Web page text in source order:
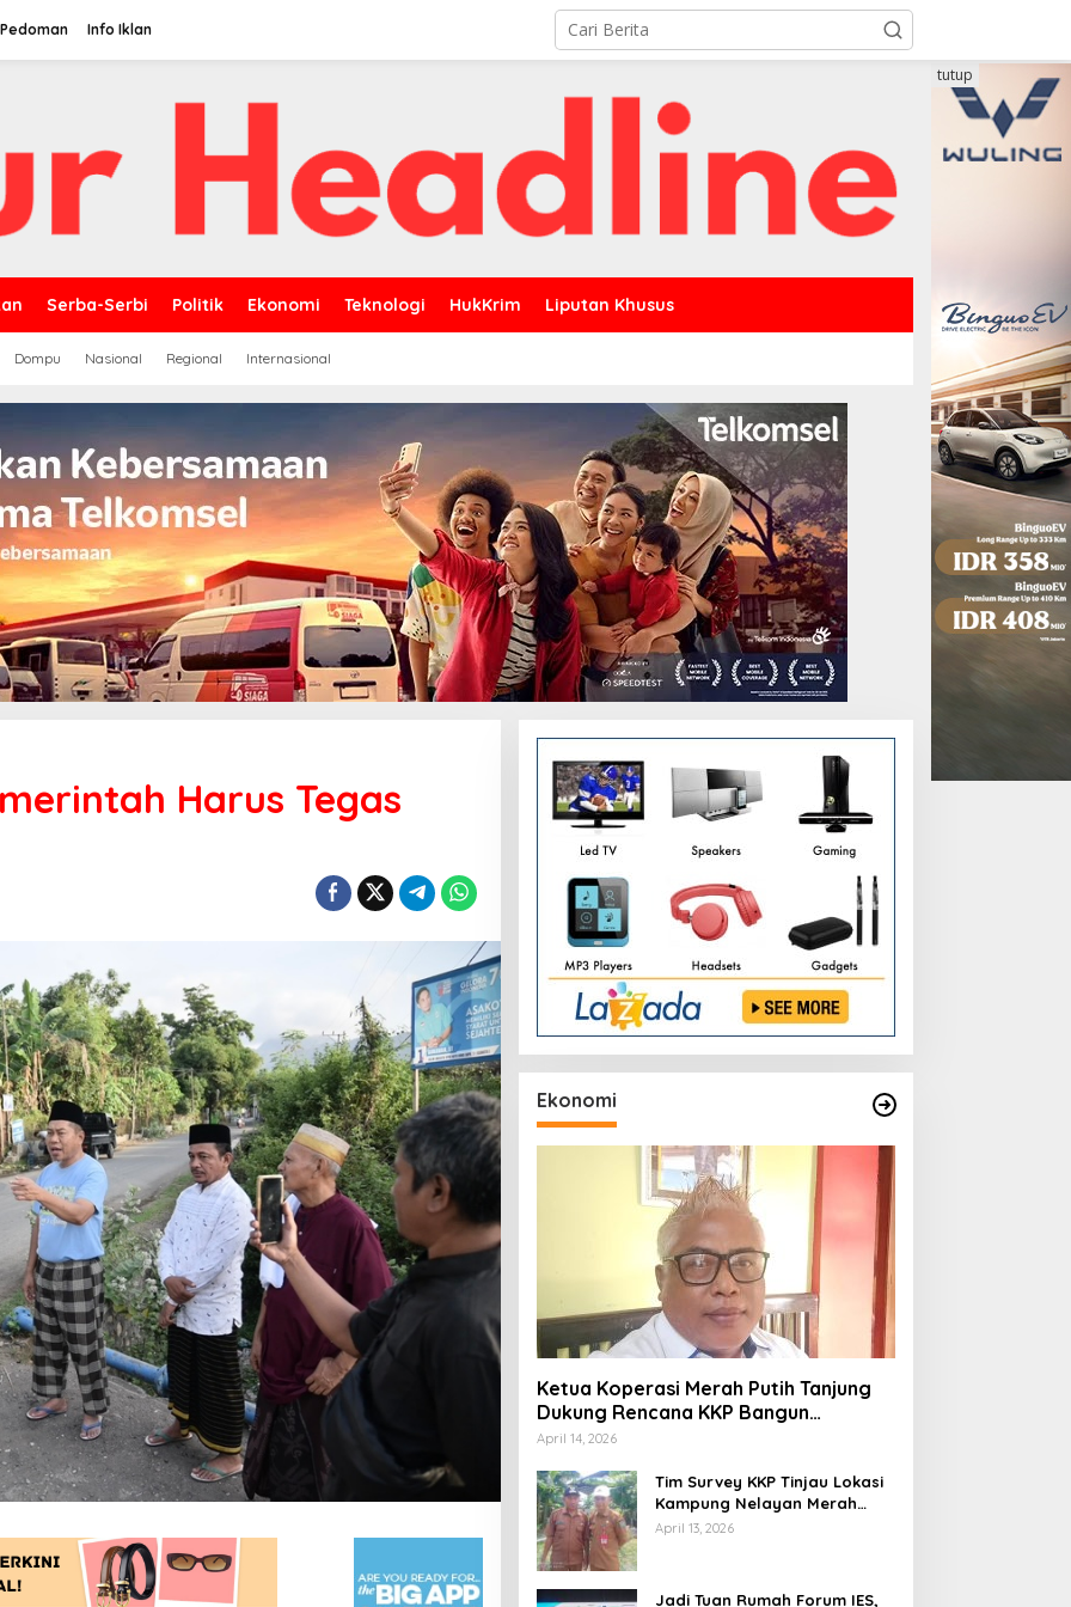
Pedoman Info Iklan
Serba-Serbi Politik Ekonomi Teknologi HukKrim Liputan Khusus
Dompu Nasional Regional Internasional
tutup
Harus Tegas
Ekonomi
Ketua Koperasi Merah Putih Tanjung
Dukung Rencana KKP Bangun
Kampung Nelayan di Eks TPI
April 14, 2026
Tim Survey KKP Tinjau Lokasi
Kampung Nelayan Merah
Putih di Kelurahan Kolo
April 13, 2026
Jadi Tuan Rumah Forum IES,